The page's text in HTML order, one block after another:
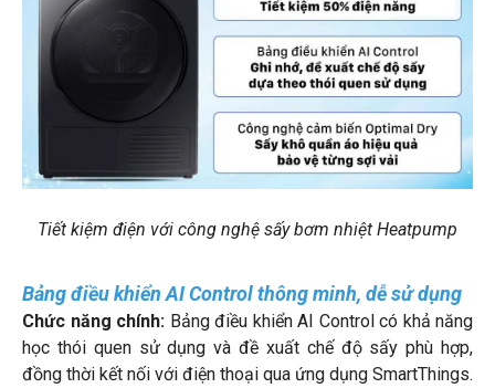
Tiết kiệm điện với công nghệ sấy bơm nhiệt Heatpump
Bảng điều khiển AI Control thông minh, dễ sử dụng
Chức năng chính: Bảng điều khiển AI Control có khả năng
học thói quen sử dụng và đề xuất chế độ sấy phù hợp,
đồng thời kết nối với điện thoại qua ứng dụng SmartThings.